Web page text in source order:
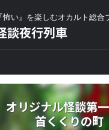
『怖い』を楽しむオカルト総合
談夜行列車
オリジナル怪談第
首くくりの町